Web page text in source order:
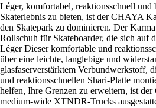
Léger, komfortabel, reaktionsschnell und
Skaterlebnis zu bieten, ist der CHAYA
den Skatepark zu dominieren. Der
Rollschuh für Skateboarder, die sich auf
Léger Dieser komfortable und
über eine leichte, langlebige und
glasfaserverstärktem Verbundwerkstoff,
und reaktionsschnellen Shari-Platte
helfen, Ihre Grenzen zu erweitern, ist
medium-wide XTNDR-Trucks